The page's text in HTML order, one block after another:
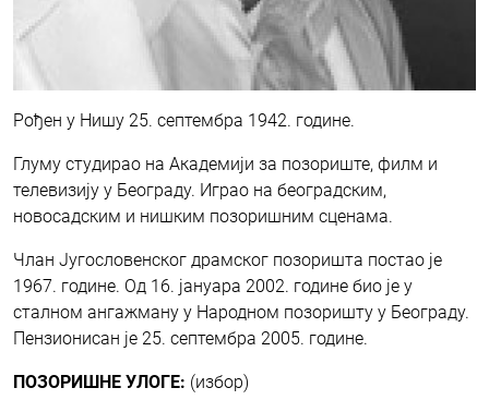
Рођен у Нишу 25. септембра 1942. године.
Глуму студирао на Академији за позориште, филм и
телевизију у Београду. Играо на београдским,
новосадским и нишким позоришним сценама.
Члан Југословенског драмског позоришта постао је
1967. године. Од 16. јануара 2002. године био је у
сталном ангажману у Народном позоришту у Београду.
Пензионисан је 25. септембра 2005. године.
ПОЗОРИШНЕ УЛОГЕ: (избор)